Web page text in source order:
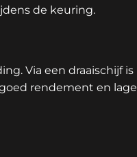
de keuring.
Via een draaischijf is
rendement en lage